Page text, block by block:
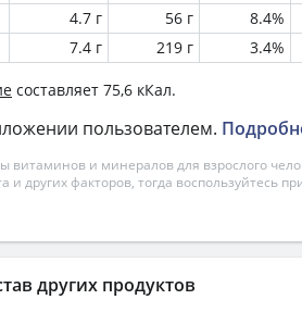
4.7 г 56 г 8.4%
7.4 г 219 г 3.4%
составляет 75,6 кКал.
пользователем.
и минералов для взрослого
и других факторов, тогда воспользуйтесь
других продуктов